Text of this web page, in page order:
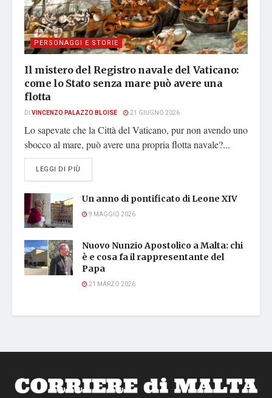
PERSONAGGI E STORIE
Il mistero del Registro navale del Vaticano:
come lo Stato senza mare può avere una
flotta
DI VINCENZO PALAZZO BLOISE 21 GIUGNO 2026
Lo sapevate che la Città del Vaticano, pur non avendo uno
sbocco al mare, può avere una propria flotta navale?...
LEGGI DI PIÙ
Un anno di pontificato di Leone XIV
9 MAGGIO 2026
Nuovo Nunzio Apostolico a Malta: chi
è e cosa fa il rappresentante del
Papa
21 MARZO 2026